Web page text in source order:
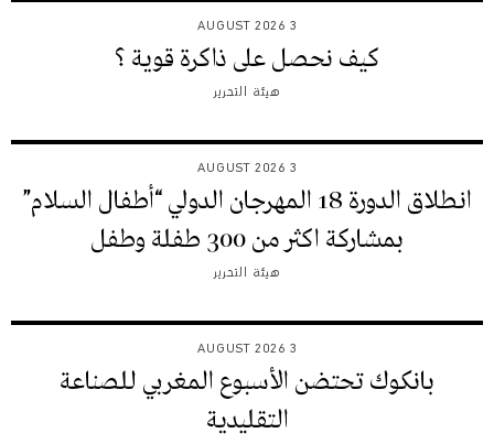
3 AUGUST 2026
كيف نحصل على ذاكرة قوية ؟
هيئة التحرير
3 AUGUST 2026
انطلاق الدورة 18 المهرجان الدولي “أطفال السلام”
بمشاركة اكثر من 300 طفلة وطفل
هيئة التحرير
3 AUGUST 2026
بانكوك تحتضن الأسبوع المغربي للصناعة
التقليدية